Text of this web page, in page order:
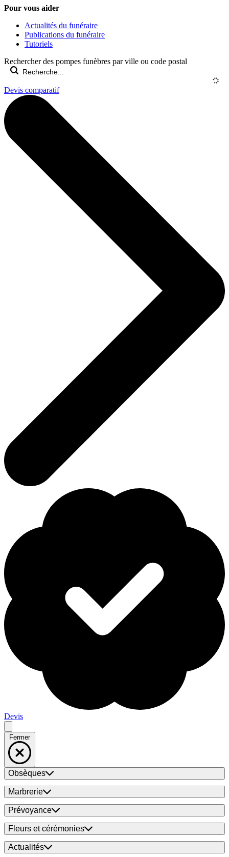
Pour vous aider
Actualités du funéraire
Publications du funéraire
Tutoriels
Rechercher des pompes funèbres par ville ou code postal
Devis comparatif
Devis
Fermer
Obsèques
Marbrerie
Prévoyance
Fleurs et cérémonies
Actualités